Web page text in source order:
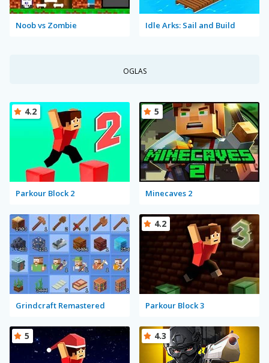
Noob vs Zombie Idle Arks: Sail and Build
OGLAS
Parkour Block 2
4.2
Minecaves 2
5
Grindcraft Remastered Parkour Block 3
4.2
5 4.3